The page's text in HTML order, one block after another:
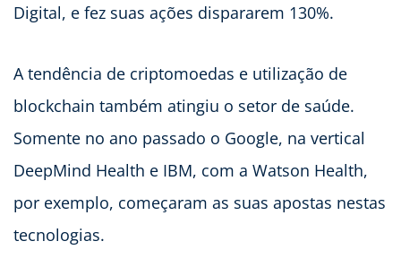
Digital, e fez suas ações dispararem 130%.
A tendência de criptomoedas e utilização de
blockchain também atingiu o setor de saúde.
Somente no ano passado o Google, na vertical
DeepMind Health e IBM, com a Watson Health,
por exemplo, começaram as suas apostas nestas
tecnologias.